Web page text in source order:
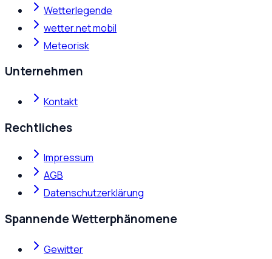
Wetterlegende
wetter.net mobil
Meteorisk
Unternehmen
Kontakt
Rechtliches
Impressum
AGB
Datenschutzerklärung
Spannende Wetterphänomene
Gewitter